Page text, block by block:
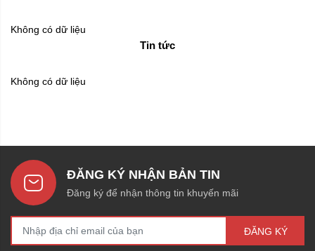
Không có dữ liệu
Tin tức
Không có dữ liệu
ĐĂNG KÝ NHẬN BẢN TIN
Đăng ký để nhận thông tin khuyến mãi
ĐĂNG KÝ